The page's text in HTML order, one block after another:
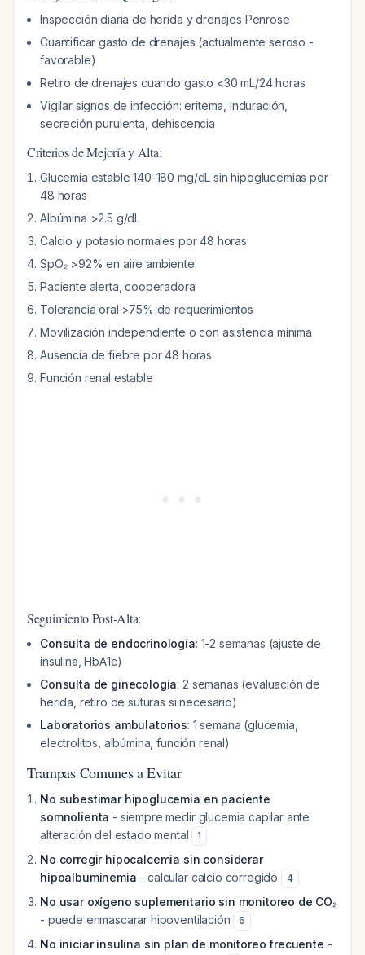
Inspección diaria de herida y drenajes Penrose
Cuantificar gasto de drenajes (actualmente seroso -
favorable)
Retiro de drenajes cuando gasto <30 mL/24 horas
Vigilar signos de infección: eritema, induración,
secreción purulenta, dehiscencia
Criterios de Mejoría y Alta:
Glucemia estable 140-180 mg/dL sin hipoglucemias por
48 horas
Albúmina >2.5 g/dL
Calcio y potasio normales por 48 horas
SpO₂ >92% en aire ambiente
Paciente alerta, cooperadora
Tolerancia oral >75% de requerimientos
Movilización independiente o con asistencia mínima
Ausencia de fiebre por 48 horas
Función renal estable
Seguimiento Post-Alta:
Consulta de endocrinología: 1-2 semanas (ajuste de
insulina, HbA1c)
Consulta de ginecología: 2 semanas (evaluación de
herida, retiro de suturas si necesario)
Laboratorios ambulatorios: 1 semana (glucemia,
electrolitos, albúmina, función renal)
Trampas Comunes a Evitar
No subestimar hipoglucemia en paciente
somnolienta - siempre medir glucemia capilar ante
alteración del estado mental
1
No corregir hipocalcemia sin considerar
hipoalbuminemia - calcular calcio corregido 4
No usar oxígeno suplementario sin monitoreo de CO₂
- puede enmascarar hipoventilación
6
No iniciar insulina sin plan de monitoreo frecuente -